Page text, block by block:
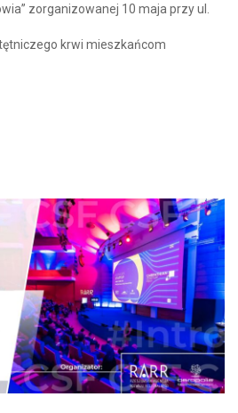
zorganizowanej 10 maja przy ul.
krwi mieszkańcom